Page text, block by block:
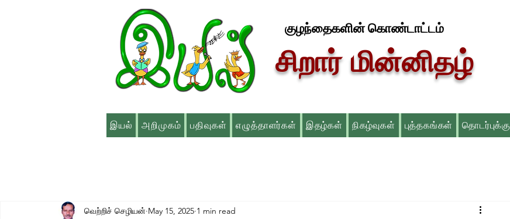
குழந்தைகளின் கொண்டாட்டம்
சிறார் மின்னிதழ்
இயல் அறிமுகம் பதிவுகள் எழுத்தாளர்கள் இதழ்கள் நிகழ்வுகள் புத்தகங்கள் தொடர்புக்கு
வெற்றிச் செழியன் May 15, 2025 1 min read